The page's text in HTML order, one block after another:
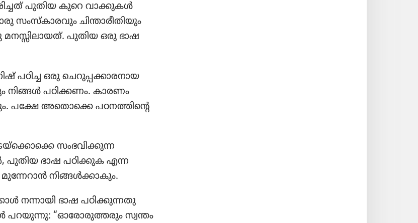
പുതിയ കുറെ വാക്കുകൾ
സംസ്‌കാ​ര​വും ചിന്താ​രീ​തി​യും
മനസ്സി​ലാ​യത്‌. പുതിയ ഒരു ഭാഷ
പഠിച്ച ഒരു ചെറു​പ്പ​ക്കാ​ര​നാ​യ
നിങ്ങൾ പഠിക്കണം. കാരണം
പക്ഷേ അതൊക്കെ പഠനത്തി​ന്റെ
സംഭവി​ക്കു​ന്ന
പുതിയ ഭാഷ പഠിക്കുക എന്ന
മുന്നേ​റാൻ നിങ്ങൾക്കാ​കും.
നന്നായി ഭാഷ പഠിക്കു​ന്ന​തു
പറയുന്നു: “ഓരോ​രു​ത്ത​രും സ്വന്തം